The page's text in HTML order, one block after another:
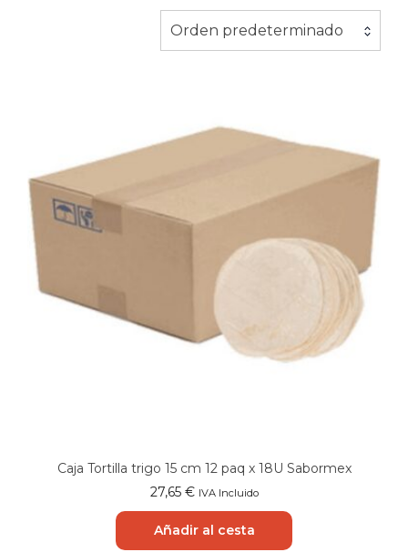
Orden predeterminado
Caja Tortilla trigo 15 cm 12 paq x 18U Sabormex
27,65 € IVA Incluido
Añadir al cesta